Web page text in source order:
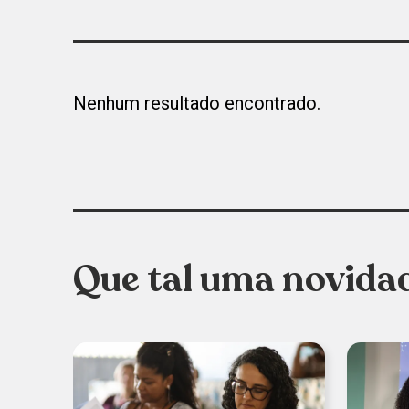
Nenhum resultado encontrado.
Que tal uma